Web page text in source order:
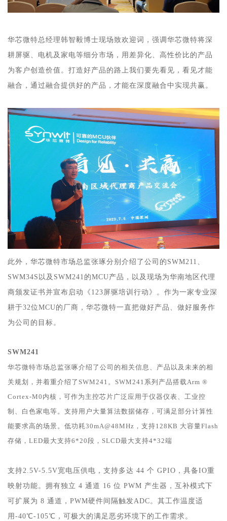
华芯微特总经理韩智毅博士现场致欢迎词，强调华芯微特将深
耕屏驱、电机及家电等细分市场，用差异化、高性价比的产品
为客户创造价值。打造好产品的路上我们要先看见，看见才能
融合，通过融合提供好的产品，才能在深度融合中实现共赢。
此外，华芯微特市场总监张琢分别介绍了公司的SWM211、
SWM34S以及SWM241的MCU产品，以及现场为华南地区代理
商颁发证书并宣布启动《123屏驱培训行动》。作为一家专业深
耕于32位MCU的厂商，华芯微特一直把做好产品、做好服务作
为公司的目标。
SWM241
华芯微特市场总监张啄介绍了公司的相关信息、产品以及未来的相
关规划，并着重介绍了SWM241。SWM241系列产品搭载Arm ®
Cortex-M0内核，可作为主控芯片广泛应用于仪器仪表、工业控
制、白色家电等。支持用户大量算法数据储存 ， 可满足部分计算性
能要求高的场景。低功耗30mA@48MHz，支持128KB 大容量Flash
存储，LED最大支持6*20段，SLCD最大支持4*32端
支持2.5V-5.5V宽电压供电，支持多达 44 个 GPIO，具备IO重
映射功能。拥有独立 4 通道 16 位 PWM 产生器，互补模式下
可扩展为 8 通道，PWM硬件间隔触发ADC。其工作温度适
用-40℃-105℃，可极大的满足恶劣环境下的工作需求。